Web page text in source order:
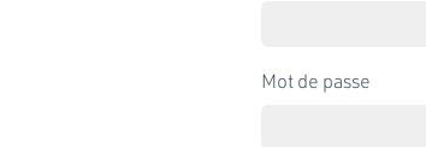
Mot de passe